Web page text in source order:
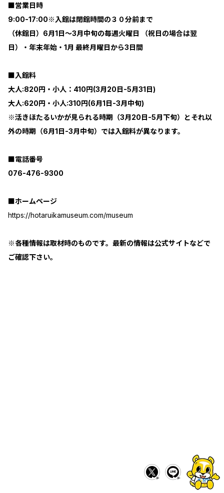
■営業日時
9:00-17:00※入館は閉館時間の３０分前まで
（休館日）6月1日～3月中旬の毎週火曜日 （祝日の場合は翌
日）・年末年始・1月 最終月曜日から3日間
■入館料
大人:820円・小人：410円(3月20日-5月31日)
大人:620円・小人:310円(6月1日-3月中旬)
※活きほたるいかが見られる時期（3月20日-5月下旬）とそれ以
外の時期（6月1日-3月中旬）では入館料が異なります。
■電話番号
076-476-9300
■ホームページ
https://hotaruikamuseum.com/museum
※各種情報は取材時のものです。最新の情報は公式サイトなどで
ご確認下さい。